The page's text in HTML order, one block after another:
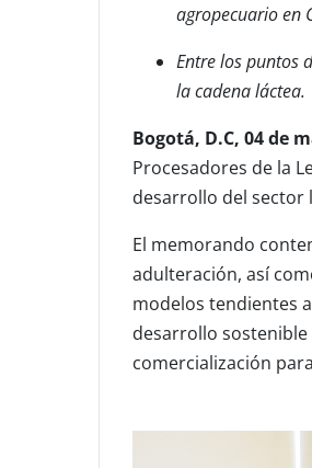
agropecuario en
Entre los puntos
la cadena láctea.
Bogotá, D.C, 04 de
Procesadores de la
desarrollo del sector
El memorando
adulteración, así
modelos tendientes
desarrollo
comercialización